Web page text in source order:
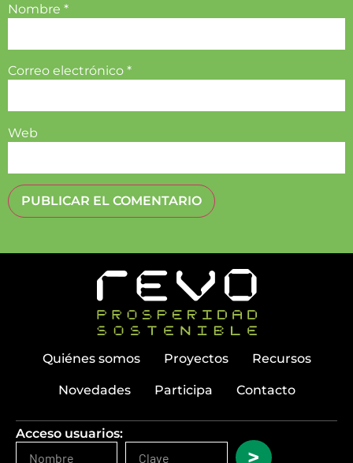
Nombre *
Correo electrónico *
Web
Quiénes somos Proyectos Recursos
Novedades Participa Contacto
Acceso usuarios:
>